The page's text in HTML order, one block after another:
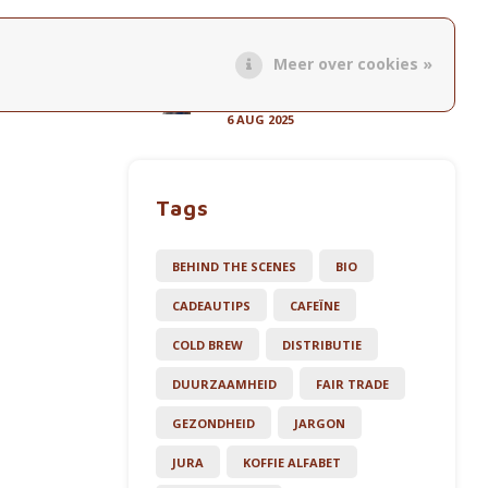
en gezondheid: waarom
wij kozen voor veiligheid
6 AUG 2025
Tags
BEHIND THE SCENES BIO
CADEAUTIPS CAFEÏNE
COLD BREW DISTRIBUTIE
DUURZAAMHEID FAIR TRADE
GEZONDHEID JARGON
JURA KOFFIE ALFABET
Meer over cookies »